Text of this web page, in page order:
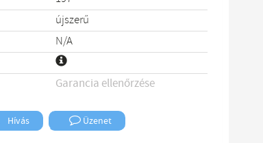
újszerű
N/A
Garancia ellenőrzése
Hívás Üzenet